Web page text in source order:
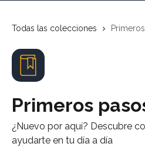
Todas las colecciones
Primeros
¿Nuevo por aquí? Descubre
ayudarte en tu día a día